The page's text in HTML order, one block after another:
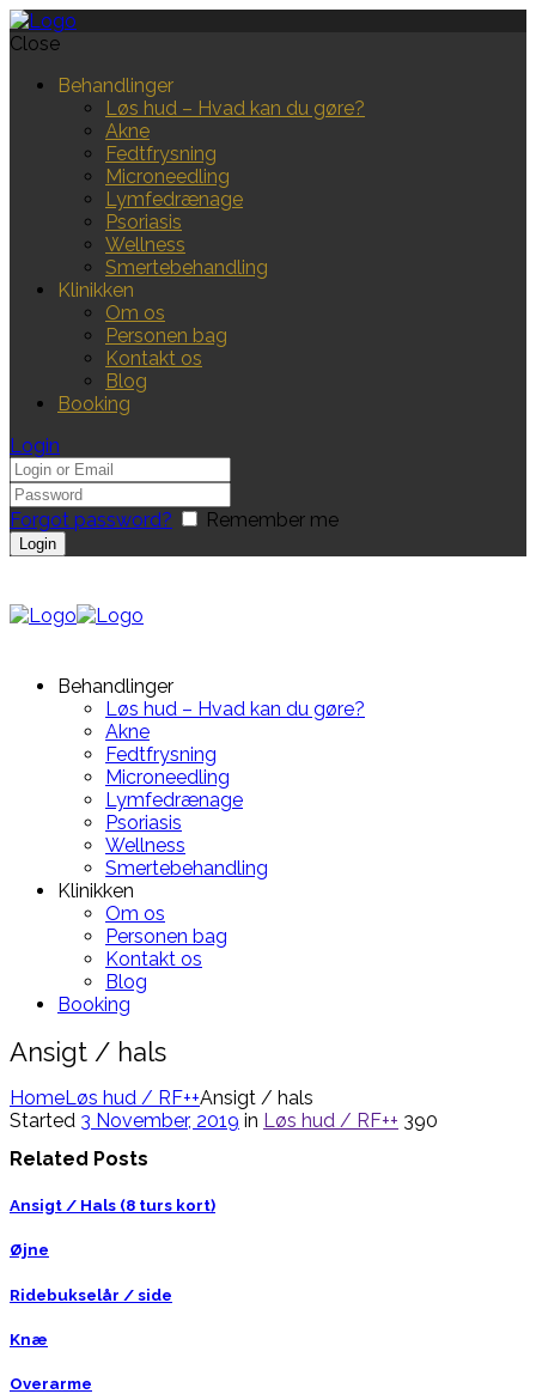
Close
Behandlinger
Løs hud – Hvad kan du gøre?
Akne
Fedtfrysning
Microneedling
Lymfedrænage
Psoriasis
Wellness
Smertebehandling
Klinikken
Om os
Personen bag
Kontakt os
Blog
Booking
Login
Forgot password? Remember me
Behandlinger
Løs hud – Hvad kan du gøre?
Akne
Fedtfrysning
Microneedling
Lymfedrænage
Psoriasis
Wellness
Smertebehandling
Klinikken
Om os
Personen bag
Kontakt os
Blog
Booking
Ansigt / hals
HomeLøs hud / RF++Ansigt / hals
Started 3 November, 2019 in Løs hud / RF++ 390
Related Posts
Ansigt / Hals (8 turs kort)
Øjne
Ridebukselår / side
Knæ
Overarme